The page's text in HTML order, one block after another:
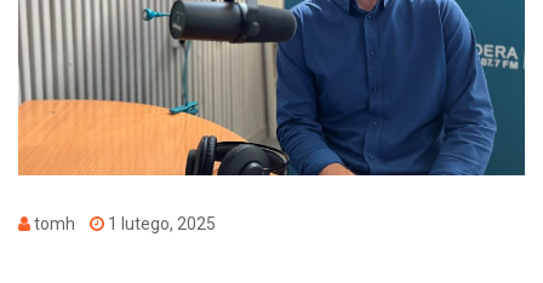
tomh 1 lutego, 2025